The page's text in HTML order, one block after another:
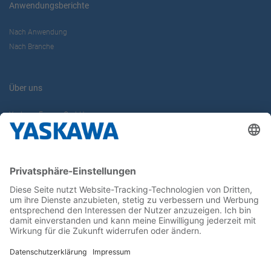
Anwendungsberichte
Nach Anwendung
Nach Branche
Über uns
Yaskawa Europe GmbH
Karriere
Newsletter
Follow us on...